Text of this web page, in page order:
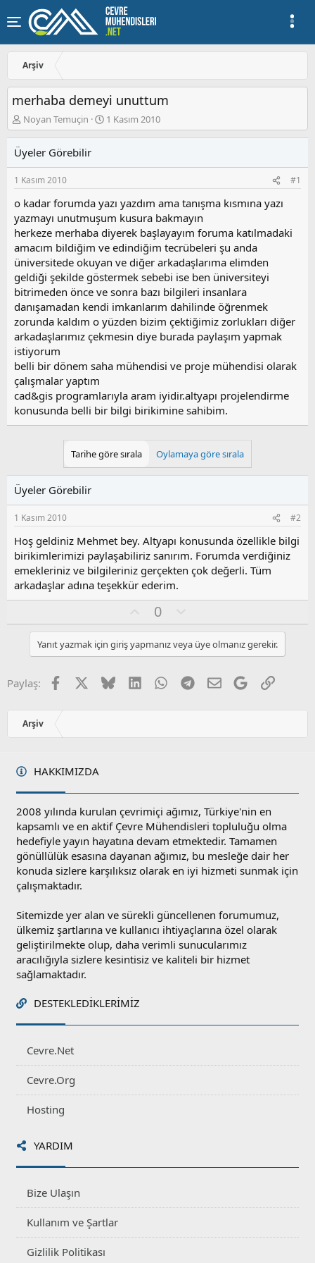
Arşiv
merhaba demeyi unuttum
K
o
u
y
u
a
ş
l
a
t
a
n
Noyan Temuçin
B
a
a
ı
ç
t
a
r
i
h
i
1 Kasım 2010
Üyeler Görebilir
1 Kasım 2010 #1
o kadar forumda yazı yazdım ama tanışma kısmına yazı
yazmayı unutmuşum kusura bakmayın
herkeze merhaba diyerek başlayayım foruma katılmadaki
amacım bildiğim ve edindiğim tecrübeleri şu anda
üniversitede okuyan ve diğer arkadaşlarıma elimden
geldiği şekilde göstermek sebebi ise ben üniversiteyi
bitrimeden önce ve sonra bazı bilgileri insanlara
danışamadan kendi imkanlarım dahilinde öğrenmek
zorunda kaldım o yüzden bizim çektiğimiz zorlukları diğer
arkadaşlarımız çekmesin diye burada paylaşım yapmak
istiyorum
belli bir dönem saha mühendisi ve proje mühendisi olarak
çalışmalar yaptım
cad&gis programlarıyla aram iyidir.altyapı projelendirme
konusunda belli bir bilgi birikimine sahibim.
Tarihe göre sırala Oylamaya göre sırala
Üyeler Görebilir
1 Kasım 2010 #2
Hoş geldiniz Mehmet bey. Altyapı konusunda özellikle bilgi
birikimlerimizi paylaşabiliriz sanırım. Forumda verdiğiniz
emekleriniz ve bilgileriniz gerçekten çok değerli. Tüm
arkadaşlar adına teşekkür ederim.
y
l
a
0
l
u
m
u
z
o
l
Yanıt yazmak için giriş yapmanız veya üye olmanız gerekir.
Paylaş: Facebook BlueskyLinkedInWhatsApp
Telegram
E-postaGoogleLink
Arşiv
HAKKIMIZDA
2008 yılında kurulan çevrimiçi ağımız, Türkiye'nin en
kapsamlı ve en aktif Çevre Mühendisleri topluluğu olma
hedefiyle yayın hayatına devam etmektedir. Tamamen
gönüllülük esasına dayanan ağımız, bu mesleğe dair her
konuda sizlere karşılıksız olarak en iyi hizmeti sunmak için
çalışmaktadır.
Sitemizde yer alan ve sürekli güncellenen forumumuz,
ülkemiz şartlarına ve kullanıcı ihtiyaçlarına özel olarak
geliştirilmekte olup, daha verimli sunucularımız
aracılığıyla sizlere kesintisiz ve kaliteli bir hizmet
sağlamaktadır.
DESTEKLEDIKLERIMIZ
Cevre.Net
Cevre.Org
Hosting
YARDIM
Bize Ulaşın
Kullanım ve Şartlar
Gizlilik Politikası